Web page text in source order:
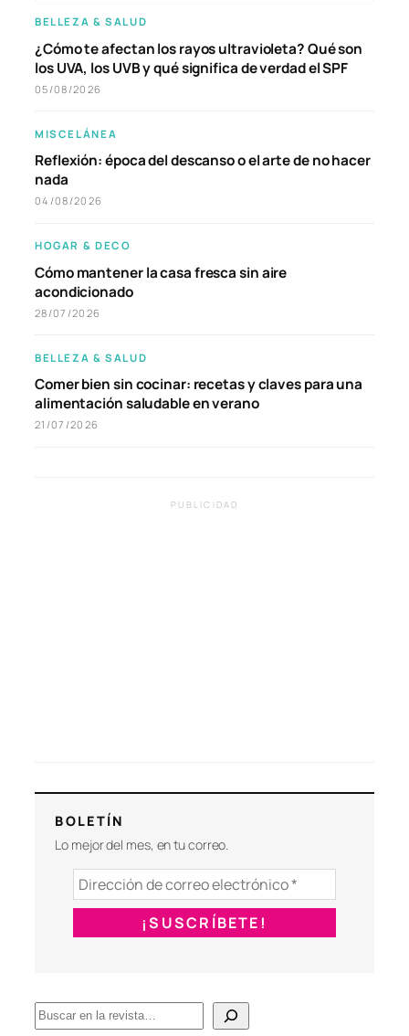
BELLEZA & SALUD
¿Cómo te afectan los rayos ultravioleta? Qué son
los UVA, los UVB y qué significa de verdad el SPF
05/08/2026
MISCELÁNEA
Reflexión: época del descanso o el arte de no hacer
nada
04/08/2026
HOGAR & DECO
Cómo mantener la casa fresca sin aire
acondicionado
28/07/2026
BELLEZA & SALUD
Comer bien sin cocinar: recetas y claves para una
alimentación saludable en verano
21/07/2026
PUBLICIDAD
BOLETÍN
Lo mejor del mes, en tu correo.
B